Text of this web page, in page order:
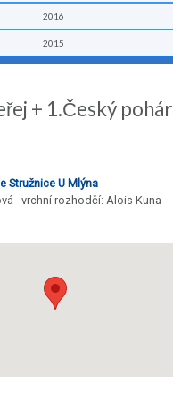
2016
2015
+ 1.Český pohár
Stružnice U Mlýna
vrchní rozhodčí: Alois Kuna